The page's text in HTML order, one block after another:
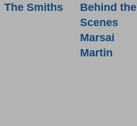
The Smiths
Behind the
Scenes
Marsai
Martin